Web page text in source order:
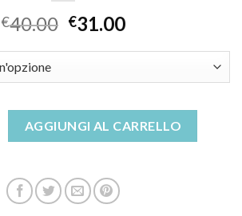
€40.00 €31.00
AGGIUNGI AL CARRELLO